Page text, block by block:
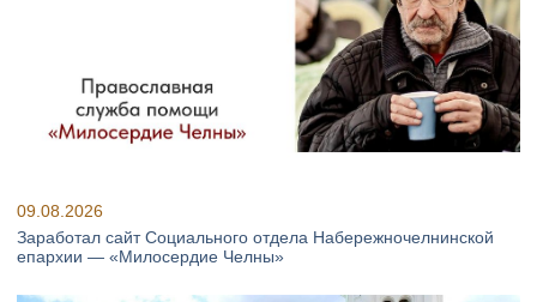
09.08.2026
Заработал сайт Социального отдела Набережночелнинской
епархии — «Милосердие Челны»